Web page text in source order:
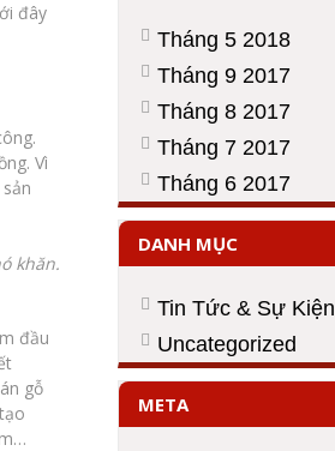
đây
Vì
khăn.
đầu
gỗ
Tháng 5 2018
Tháng 9 2017
Tháng 8 2017
Tháng 7 2017
Tháng 6 2017
DANH MỤC
Tin Tức & Sự Kiện
Uncategorized
META